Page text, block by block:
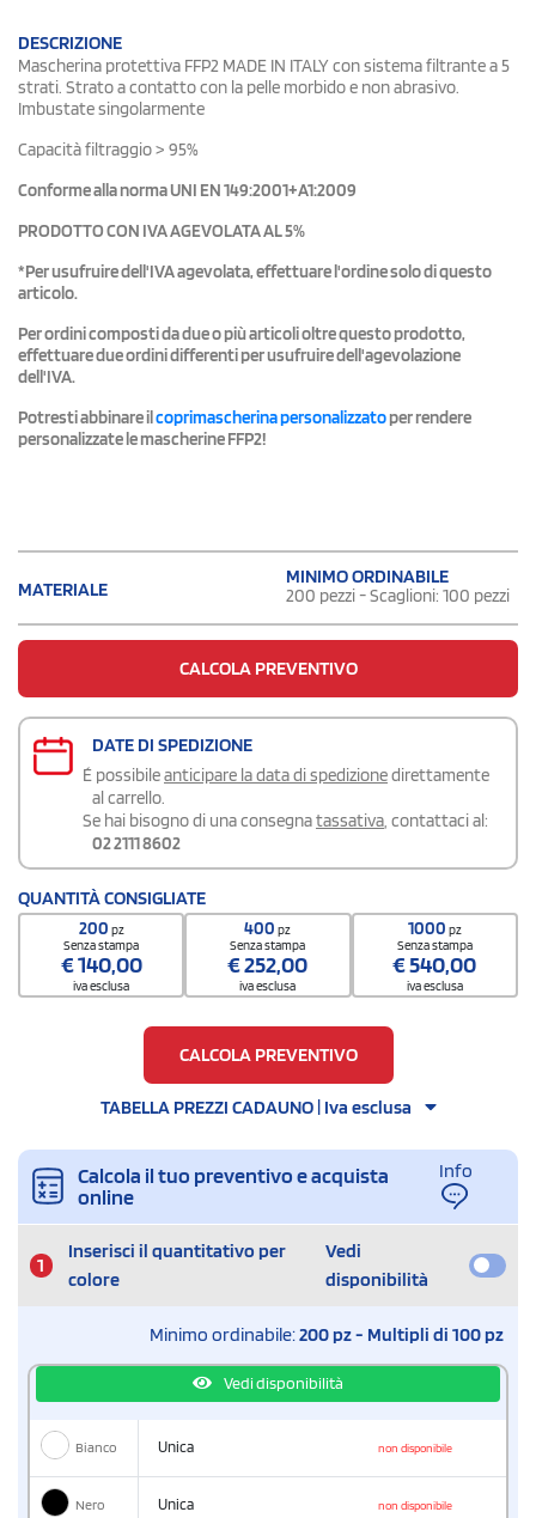
DESCRIZIONE
Mascherina protettiva FFP2 MADE IN ITALY con sistema filtrante a 5
strati. Strato a contatto con la pelle morbido e non abrasivo.
Imbustate singolarmente
Capacità filtraggio > 95%
Conforme alla normaUNI EN 149:2001+A1:2009
PRODOTTO CON IVA AGEVOLATA AL 5%
*Per usufruire dell'IVA agevolata, effettuare l'ordine solo di questo
articolo.
Per ordini composti da due o più articoli oltre questo prodotto,
effettuare due ordini differenti per usufruire dell'agevolazione
dell'IVA.
Potresti abbinare ilcoprimascherina personalizzatoper rendere
personalizzate le mascherine FFP2!
MATERIALE
MINIMO ORDINABILE
200 pezzi - Scaglioni: 100 pezzi
CALCOLA PREVENTIVO
DATE DI SPEDIZIONE
É possibileanticipare la data di spedizionedirettamente
al carrello.
Se hai bisogno di una consegnatassativa, contattaci al:
02 2111 8602
QUANTITÀ CONSIGLIATE
200 pz
Senza stampa
€140,00
iva esclusa
400pz
Senza stampa
€252,00
iva esclusa
1000 pz
Senza stampa
€540,00
iva esclusa
CALCOLA PREVENTIVO
TABELLA PREZZI CADAUNO | Iva esclusa
Calcola il tuo preventivo e acquista
online
Info
1
Inserisci il quantitativo per
colore
Vedi
disponibilità
Minimo ordinabile:200 pz - Multipli di 100 pz
Vedi disponibilità
Bianco Unica non disponibile
Nero Unica non disponibile